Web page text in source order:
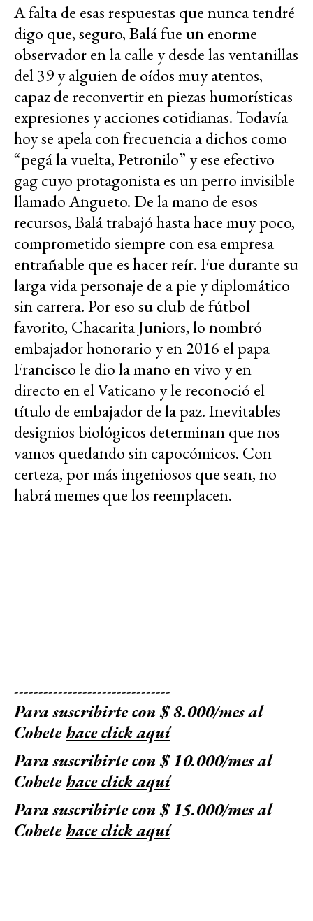
A falta de esas respuestas que nunca tendré
digo que, seguro, Balá fue un enorme
observador en la calle y desde las ventanillas
del 39 y alguien de oídos muy atentos,
capaz de reconvertir en piezas humorísticas
expresiones y acciones cotidianas. Todavía
hoy se apela con frecuencia a dichos como
“pegá la vuelta, Petronilo” y ese efectivo
gag cuyo protagonista es un perro invisible
llamado Angueto. De la mano de esos
recursos, Balá trabajó hasta hace muy poco,
comprometido siempre con esa empresa
entrañable que es hacer reír. Fue durante su
larga vida personaje de a pie y diplomático
sin carrera. Por eso su club de fútbol
favorito, Chacarita Juniors, lo nombró
embajador honorario y en 2016 el papa
Francisco le dio la mano en vivo y en
directo en el Vaticano y le reconoció el
título de embajador de la paz. Inevitables
designios biológicos determinan que nos
vamos quedando sin capocómicos. Con
certeza, por más ingeniosos que sean, no
habrá memes que los reemplacen.
--------------------------------
Para suscribirte con $ 8.000/mes al
Cohetehace click aquí
Para suscribirte con $ 10.000/mes al
Cohetehace click aquí
Para suscribirte con $ 15.000/mes al
Cohetehace click aquí